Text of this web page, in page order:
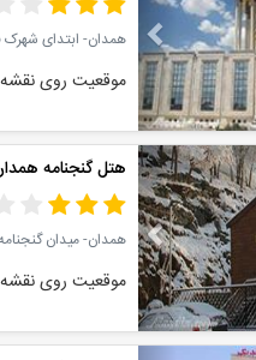
همدان- ابتدای شهرک
موقعیت روی نقشه
Previous
هتل گنجنامه
همدان- میدان
موقعیت روی نقشه